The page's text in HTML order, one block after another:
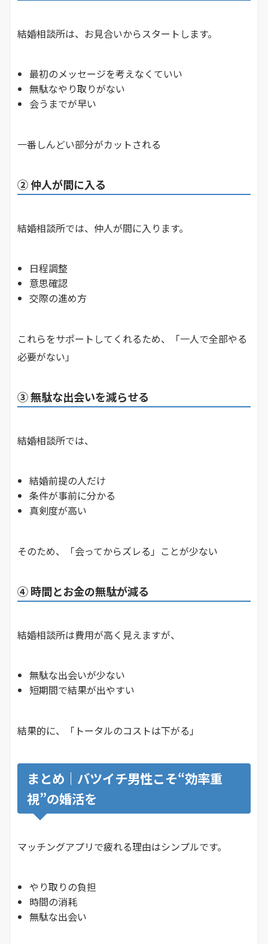
結婚相談所は、お見合いからスタートします。
最初のメッセージを考えなくていい
無駄なやり取りがない
会うまでが早い
一番しんどい部分がカットされる
② 仲人が間に入る
結婚相談所では、仲人が間に入ります。
日程調整
意思確認
交際の進め方
これらをサポートしてくれるため、「一人で全部やる
必要がない」
③ 無駄な出会いを減らせる
結婚相談所では、
結婚前提の人だけ
条件が事前に分かる
真剣度が高い
そのため、「会ってからズレる」ことが少ない
④ 時間とお金の無駄が減る
結婚相談所は費用が高く見えますが、
無駄な出会いが少ない
短期間で結果が出やすい
結果的に、「トータルのコストは下がる」
まとめ｜バツイチ男性こそ“効率重
視”の婚活を
マッチングアプリで疲れる理由はシンプルです。
やり取りの負担
時間の消耗
無駄な出会い